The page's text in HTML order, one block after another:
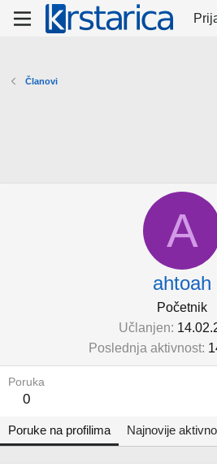
Članovi
A
ahtoah
Početnik
Učlanjen
Poslednja aktivnost
Poruka
0
Poruke na profilima Najnovije